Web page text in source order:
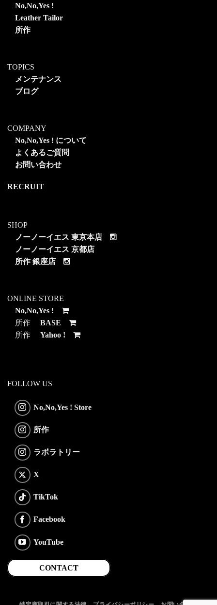
No,No,Yes !
Leather Tailor
所作
TOPICS
メンテナンス
ブログ
COMPANY
No,No,Yes ! について
よくあるご質問
お問い合わせ
RECRUIT
SHOP
ノーノーイエス 東京本店
ノーノーイエス 京都店
所作 銀座店
ONLINE STORE
No,No,Yes !
所作 BASE
所作 Yahoo !
FOLLOW US
No,No,Yes ! Store
所作
ラボラトリー
X
TikTok
Facebook
YouTube
CONTACT